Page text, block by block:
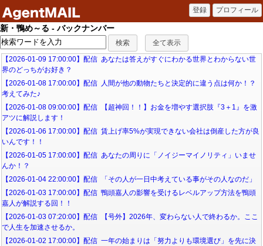
新・鴨め～る - バックナンバー
【2026-01-09 17:00:00】配信 あなたは答えがすぐにわかる世界とわからない世
界のどっちがお好き？
【2026-01-08 17:00:00】配信 人間が他の動物たちと決定的に違う点は何か！？
考えてみた♪
【2026-01-08 09:00:00】配信 【超神回！！】お金を増やす選択肢『3＋1』を激
アツに解説します！
【2026-01-06 17:00:00】配信 賃上げ率5%が実現できない会社は倒産した方が良
いんです！！
【2026-01-05 17:00:00】配信 あなたの周りに「ノイジーマイノリティ」いませ
んか！？
【2026-01-04 22:00:00】配信 「その人が一日中考えている事がその人なのだ」
【2026-01-03 17:00:00】配信 鴨頭嘉人の影響を受けるレベルアップ方法を鴨頭
嘉人が解説する回！！
【2026-01-03 07:20:00】配信 【号外】2026年、変わらない人で終わるか。ここ
で人生を加速させるか。
【2026-01-02 17:00:00】配信 一年の始まりは「努力よりも環境選び」を先に決